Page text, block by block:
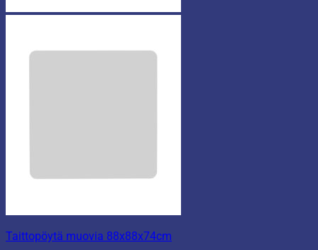
Taittopöytä muovia 88x88x74cm